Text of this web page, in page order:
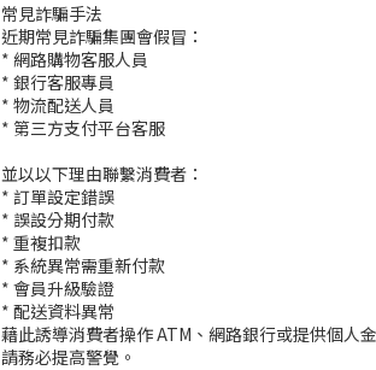
常見詐騙手法
近期常見詐騙集團會假冒：
* 網路購物客服人員
* 銀行客服專員
* 物流配送人員
* 第三方支付平台客服
並以以下理由聯繫消費者：
* 訂單設定錯誤
* 誤設分期付款
* 重複扣款
* 系統異常需重新付款
* 會員升級驗證
* 配送資料異常
藉此誘導消費者操作 ATM、網路銀行或提供個人
請務必提高警覺。